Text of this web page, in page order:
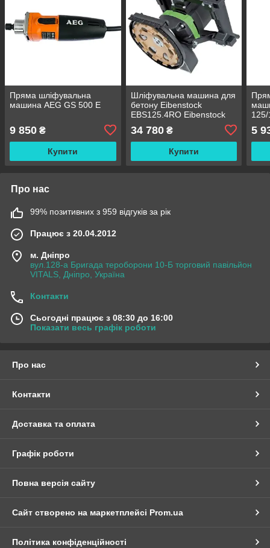
Пряма шліфувальна
машина AEG GS 500 E
9 850 ₴
Купити
Шліфувальна машина для
бетону Eibenstock
EBS125.4RO Eibenstock
34 780₴
Купити
5
Про нас
99% позитивних з 959 відгуків за рік
Працює з 20.04.2012
м. Дніпро
вул.128-а Бригада тероборони 10-Б торговий павільйон
VITALS, Дніпро, Україна
Контакти
Сьогодні працює з 08:30 до 16:00
Показати весь графік роботи
Про нас
Контакти
Доставка та оплата
Графік роботи
Повна версія сайту
Сайт створено на маркетплейсі Prom.ua
Політика конфіденційності